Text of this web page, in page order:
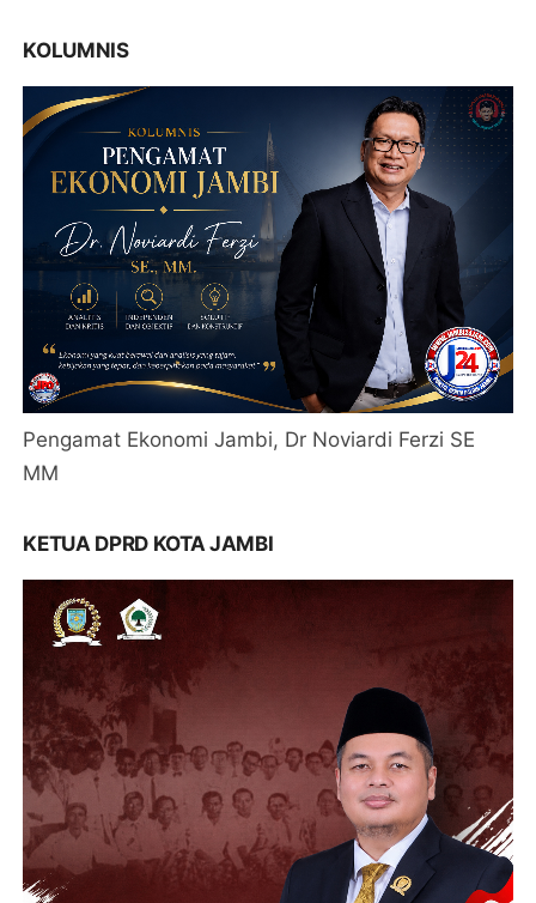
KOLUMNIS
Pengamat Ekonomi Jambi, Dr Noviardi Ferzi SE
MM
KETUA DPRD KOTA JAMBI